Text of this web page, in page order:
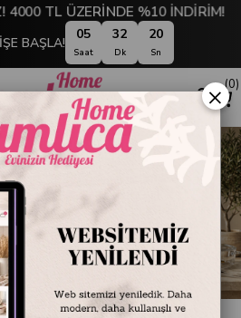
4000 TL ÜZERİNDE %10 İNDİRİM!
BAŞLA! 05
Saat
32
Dk
20
Sn
0
×